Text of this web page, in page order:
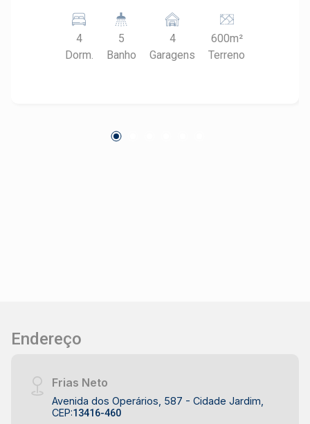
localização ótima
4
Dorm.
5
Banho
4
Garagens
600m²
Terreno
Endereço
Frias Neto
Avenida dos Operários, 587 - Cidade Jardim,
CEP:13416-460